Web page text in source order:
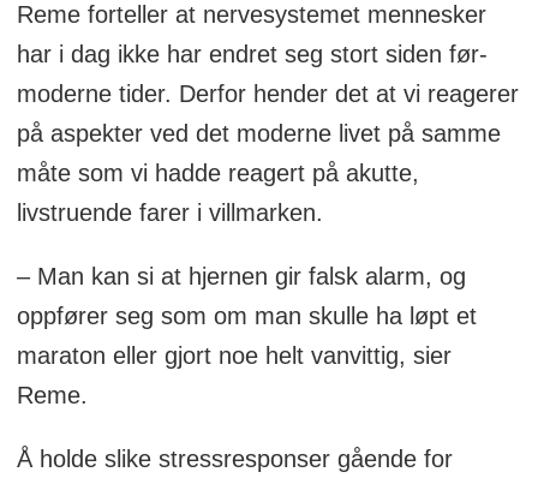
Reme forteller at nervesystemet mennesker
har i dag ikke har endret seg stort siden før-
moderne tider. Derfor hender det at vi reagerer
på aspekter ved det moderne livet på samme
måte som vi hadde reagert på akutte,
livstruende farer i villmarken.
– Man kan si at hjernen gir falsk alarm, og
oppfører seg som om man skulle ha løpt et
maraton eller gjort noe helt vanvittig, sier
Reme.
Å holde slike stressresponser gående for